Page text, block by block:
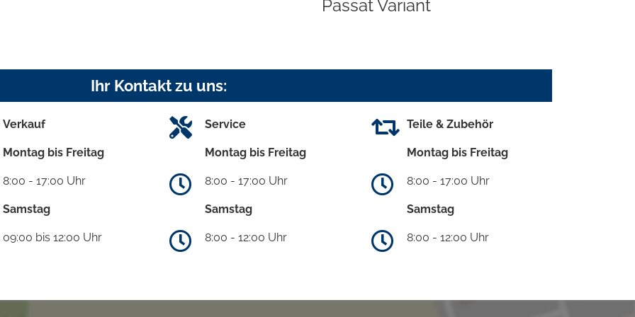
Passat Variant
Ihr Kontakt zu uns:
Verkauf
Montag bis Freitag
8:00 - 17:00 Uhr
Samstag
09:00 bis 12:00 Uhr
Service
Montag bis Freitag
8:00 - 17:00 Uhr
Samstag
8:00 - 12:00 Uhr
Teile & Zubehör
Montag bis Freitag
8:00 - 17:00 Uhr
Samstag
8:00 - 12:00 Uhr